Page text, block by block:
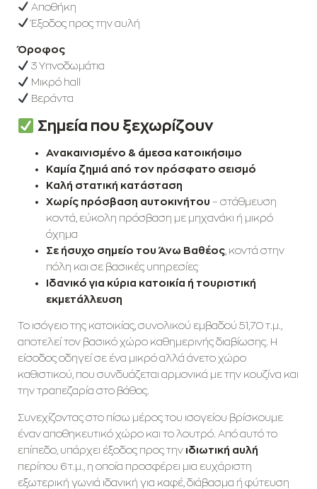
Αποθήκη
Έξοδος προς την αυλή
Όροφος
3 Υπνοδωμάτια
Μικρό hall
Βεράντα
Σημεία που ξεχωρίζουν
Ανακαινισμένο & άμεσα κατοικήσιμο
Καμία ζημιά από τον πρόσφατο σεισμό
Καλή στατική κατάσταση
Χωρίς πρόσβαση αυτοκινήτου – στάθμευση
κοντά, εύκολη πρόσβαση με μηχανάκι ή μικρό
όχημα
Σε ήσυχο σημείο του Άνω Βαθέος , κοντά στην
πόλη και σε βασικές υπηρεσίες
Ιδανικό για κύρια κατοικία ή τουριστική
εκμετάλλευση
Το ισόγειο της κατοικίας, συνολικού εμβαδού 51,70 τ.μ.,
αποτελεί τον βασικό χώρο καθημερινής διαβίωσης. Η
είσοδος οδηγεί σε ένα μικρό αλλά άνετο χώρο
καθιστικού, που συνδυάζεται αρμονικά με την κουζίνα και
την τραπεζαρία στο βάθος.
Συνεχίζοντας στο πίσω μέρος του ισογείου βρίσκουμε
έναν αποθηκευτικό χώρο και το λουτρό. Από αυτό το
επίπεδο, υπάρχει έξοδος προς την ιδιωτική αυλή
περίπου 6 τ.μ., η οποία προσφέρει μια ευχάριστη
εξωτερική γωνιά ιδανική για καφέ, διάβασμα ή φύτευση